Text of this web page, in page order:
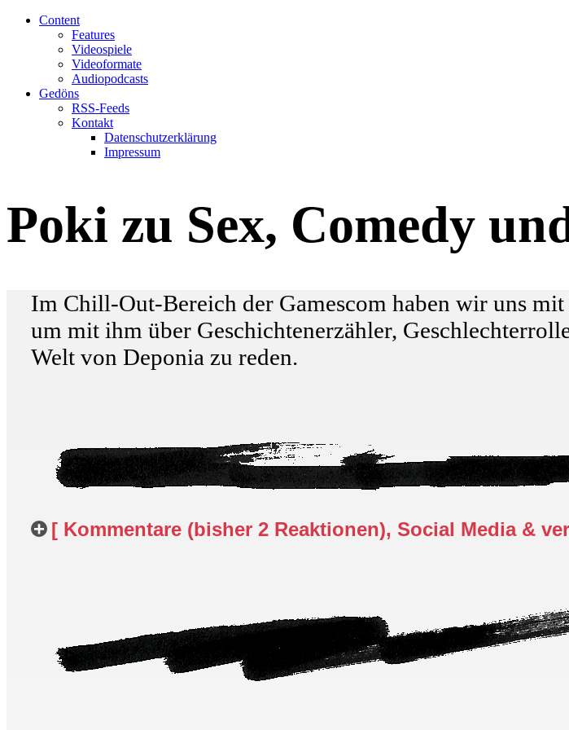
Content
Features
Videospiele
Videoformate
Audiopodcasts
Gedöns
RSS-Feeds
Kontakt
Datenschutzerklärung
Impressum
Poki zu Sex, Comedy
Im Chill-Out-Bereich der Gamescom haben wir uns
um mit ihm über Geschichtenerzähler,
Welt von Deponia zu reden.
[ Kommentare (bisher 2 Reaktionen), Social Media &